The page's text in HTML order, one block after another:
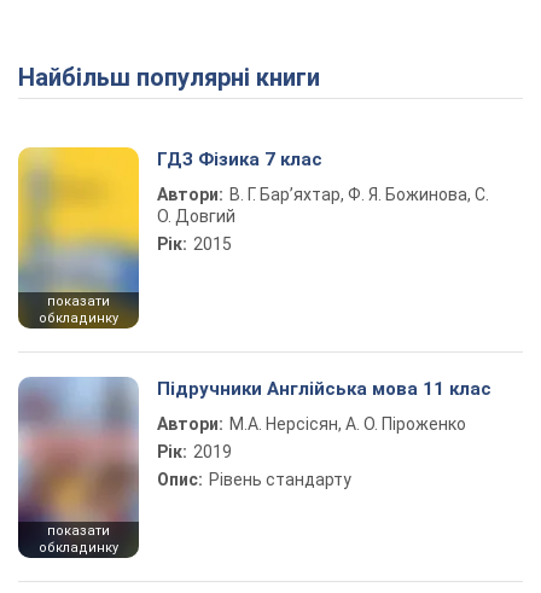
Найбільш популярні книги
показати
обкладинку
ГДЗ Фізика 7 клас
Автори: В. Г. Бар’яхтар, Ф. Я. Божинова, С.
О. Довгий
Рік: 2015
показати
обкладинку
Підручники Англійська мова 11 клас
Автори: М.А. Нерсісян, А. О. Піроженко
Рік: 2019
Опис: Рівень стандарту